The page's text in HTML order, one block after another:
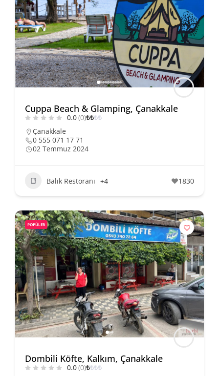
Cuppa Beach & Glamping, Çanakkale
0.0(0)₺₺₺₺
Çanakkale
0 555 071 17 71
02 Temmuz 2024
Balık Restoranı +4 1830
POPÜLER
Dombili Köfte, Kalkım, Çanakkale
0.0(0)₺₺₺₺